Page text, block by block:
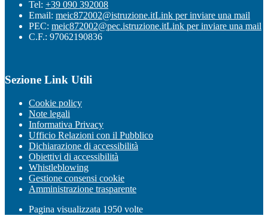
Tel: +39 090 392008
Email: meic872002@istruzione.itLink per inviare una mail
PEC: meic872002@pec.istruzione.itLink per inviare una mail
C.F.: 97062190836
Sezione Link Utili
Cookie policy
Note legali
Informativa Privacy
Ufficio Relazioni con il Pubblico
Dichiarazione di accessibilità
Obiettivi di accessibilità
Whistleblowing
Gestione consensi cookie
Amministrazione trasparente
Pagina visualizzata 1950 volte